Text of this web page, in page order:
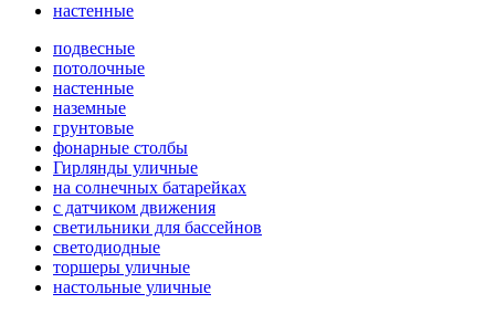
настенные
подвесные
потолочные
настенные
наземные
грунтовые
фонарные столбы
Гирлянды уличные
на солнечных батарейках
с датчиком движения
светильники для бассейнов
светодиодные
торшеры уличные
настольные уличные